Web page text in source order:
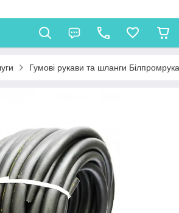
Гумові рукави та шланги